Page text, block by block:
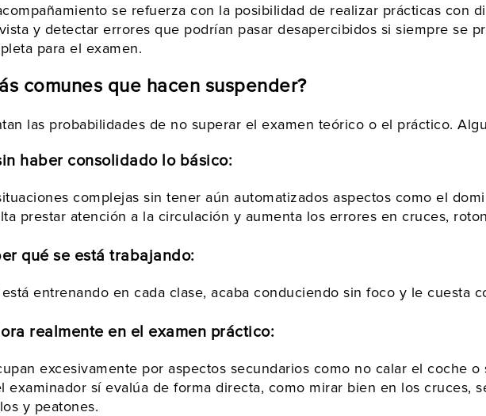
se refuerza con la posibilidad de realizar prácticas con
y detectar errores que podrían pasar desapercibidos si siempre se
para el examen.
comunes que hacen suspender?
las probabilidades de no superar el examen teórico o el práctico.
haber consolidado lo básico:
complejas sin tener aún automatizados aspectos como el
prestar atención a la circulación y aumenta los errores en cruces,
qué se está trabajando:
entrenando en cada clase, acaba conduciendo sin foco y le cuesta
realmente en el examen práctico:
excesivamente por aspectos secundarios como no calar el coche
examinador sí evalúa de forma directa, como mirar bien en los cruces,
y peatones.